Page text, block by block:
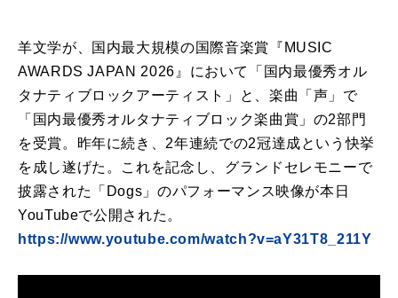
羊文学が、国内最大規模の国際音楽賞『MUSIC
AWARDS JAPAN 2026』において「国内最優秀オル
タナティブロックアーティスト」と、楽曲「声」で
「国内最優秀オルタナティブロック楽曲賞」の2部門
を受賞。昨年に続き、2年連続での2冠達成という快挙
を成し遂げた。これを記念し、グランドセレモニーで
披露された「Dogs」のパフォーマンス映像が本日
YouTubeで公開された。
https://www.youtube.com/watch?v=aY31T8_211Y